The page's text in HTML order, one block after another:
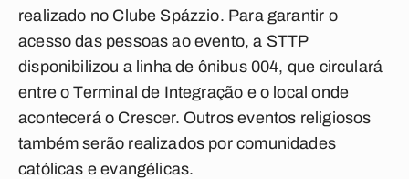
realizado no Clube Spázzio. Para garantir o
acesso das pessoas ao evento, a STTP
disponibilizou a linha de ônibus 004, que circulará
entre o Terminal de Integração e o local onde
acontecerá o Crescer. Outros eventos religiosos
também serão realizados por comunidades
católicas e evangélicas.